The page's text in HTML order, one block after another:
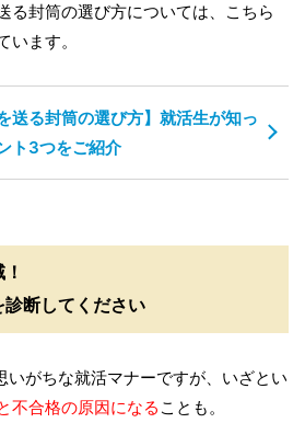
る封筒の選び方については、こちら
ます。
送る封筒の選び方】就活生が知っ
ト3つをご紹介
断してください
いがちな就活マナーですが、いざとい
不合格の原因になる ことも。